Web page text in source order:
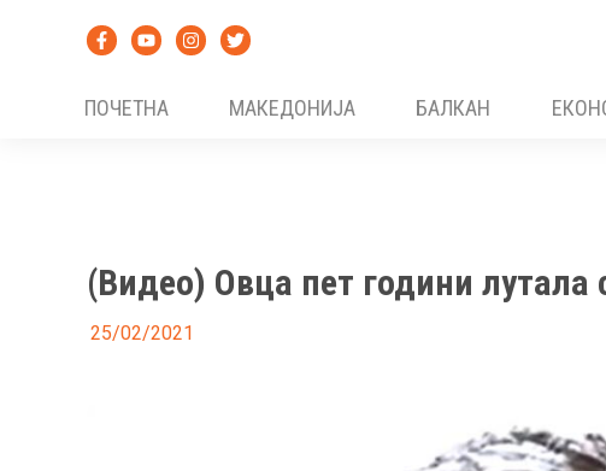
ПОЧЕТНА
МАКЕДОНИЈА БАЛКАН
(Видео) Овца пет години лутала
25/02/2021